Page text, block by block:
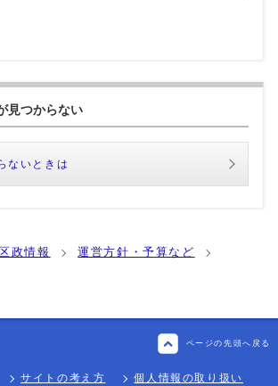
見つからない
ないときは
区政情報
運営方針・予算など
ページの先頭へ戻る
サイトの考え方 個人情報の取り扱い